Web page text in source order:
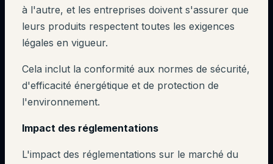
à l'autre, et les entreprises doivent s'assurer que
leurs produits respectent toutes les exigences
légales en vigueur.
Cela inclut la conformité aux normes de sécurité,
d'efficacité énergétique et de protection de
l'environnement.
Impact des réglementations
L'impact des réglementations sur le marché du